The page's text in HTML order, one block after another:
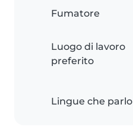
Fumatore
Luogo di lavoro
preferito
Lingue che parlo